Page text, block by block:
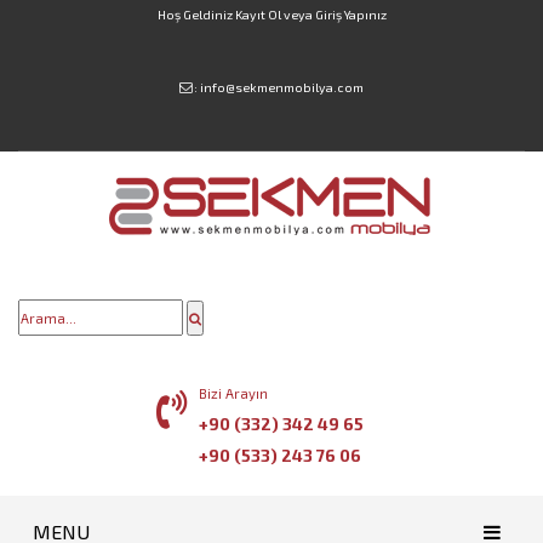
Hoş Geldiniz Kayıt Ol veya Giriş Yapınız
: info@sekmenmobilya.com
Bizi Arayın
+90 (332) 342 49 65
+90 (533) 243 76 06
MENU